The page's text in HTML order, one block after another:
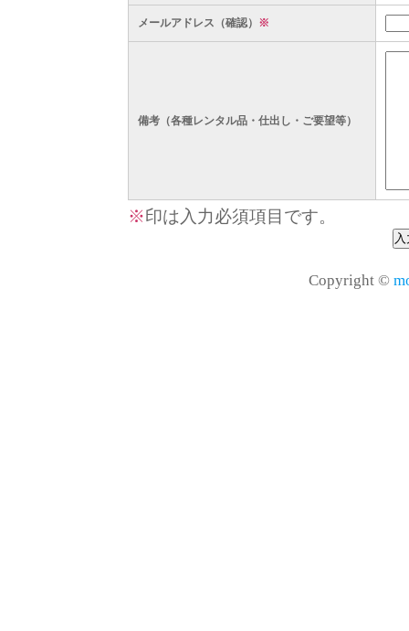
メールアドレス（確認） ※
備考（各種レンタル品・仕出し・ご要望等）
※印は入力必須項目です。
Copyright ©